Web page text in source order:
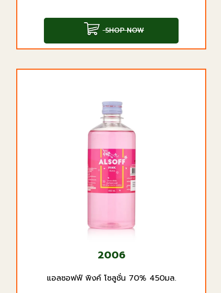
SHOP NOW
2006
แอลซอฟฟ์ พิงค์ โซลูชั่น 70% 450มล.